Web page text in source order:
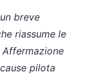
breve
riassume le
pilota